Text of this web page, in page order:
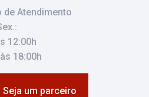
de Atendimento
12:00h
18:00h
Seja um parceiro